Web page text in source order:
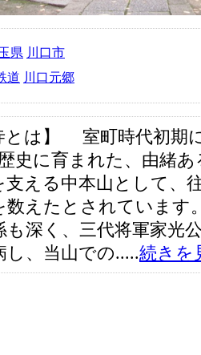
県 川口市
道 川口元郷
とは】 室町時代初期
史に育まれた、由緒
支える中本山として、
数えたとされていま
も深く、三代将軍家光
し、当山での.....続きを